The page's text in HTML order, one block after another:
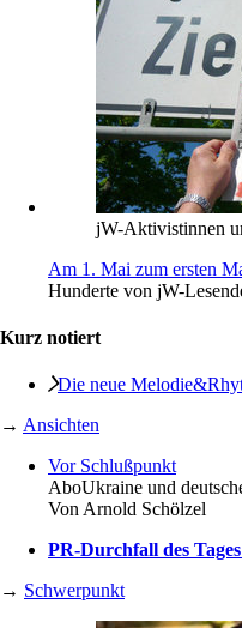
jW-Aktivistinnen
Am 1. Mai zum ersten
Hunderte von jW-
Kurz notiert
Die neue
→ Ansichten
Vor Schlußpunkt
AboUkraine und
Von Arnold Schölzel
PR-Durchfall des
→ Schwerpunkt